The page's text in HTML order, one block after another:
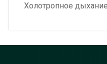
Холотропное дыхание